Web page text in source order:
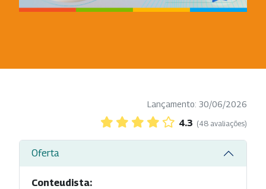
Lançamento: 30/06/2026
4.3 (48 avaliações)
Oferta
Conteudista: